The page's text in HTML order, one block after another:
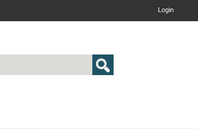
Login